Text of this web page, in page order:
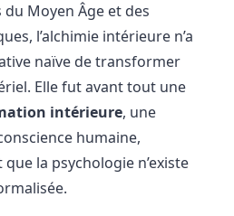
Moyen Âge et des
l’alchimie intérieure n’a
naïve de transformer
Elle fut avant tout une
intérieure, une
humaine,
la psychologie n’existe